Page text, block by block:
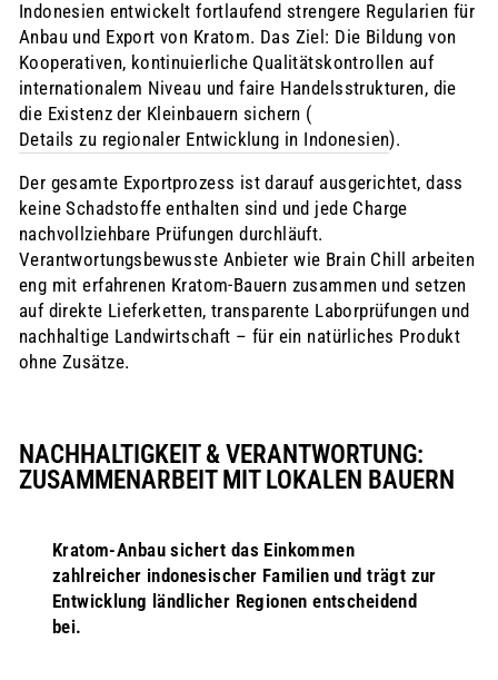
Indonesien entwickelt fortlaufend strengere Regularien für
Anbau und Export von Kratom. Das Ziel: Die Bildung von
Kooperativen, kontinuierliche Qualitätskontrollen auf
internationalem Niveau und faire Handelsstrukturen, die
die Existenz der Kleinbauern sichern (
Details zu regionaler Entwicklung in Indonesien).
Der gesamte Exportprozess ist darauf ausgerichtet, dass
keine Schadstoffe enthalten sind und jede Charge
nachvollziehbare Prüfungen durchläuft.
Verantwortungsbewusste Anbieter wie Brain Chill arbeiten
eng mit erfahrenen Kratom-Bauern zusammen und setzen
auf direkte Lieferketten, transparente Laborprüfungen und
nachhaltige Landwirtschaft – für ein natürliches Produkt
ohne Zusätze.
NACHHALTIGKEIT & VERANTWORTUNG:
ZUSAMMENARBEIT MIT LOKALEN BAUERN
Kratom-Anbau sichert das Einkommen
zahlreicher indonesischer Familien und trägt zur
Entwicklung ländlicher Regionen entscheidend
bei.